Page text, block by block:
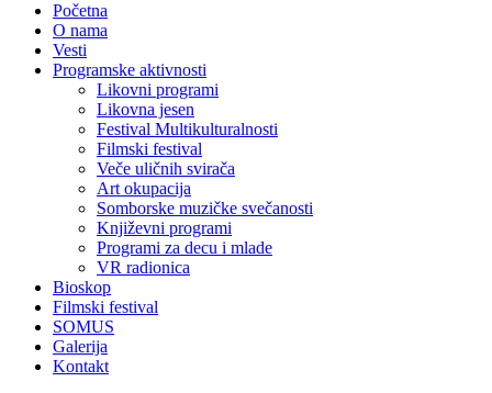
Početna
O nama
Vesti
Programske aktivnosti
Likovni programi
Likovna jesen
Festival Multikulturalnosti
Filmski festival
Veče uličnih svirača
Art okupacija
Somborske muzičke svečanosti
Književni programi
Programi za decu i mlade
VR radionica
Bioskop
Filmski festival
SOMUS
Galerija
Kontakt